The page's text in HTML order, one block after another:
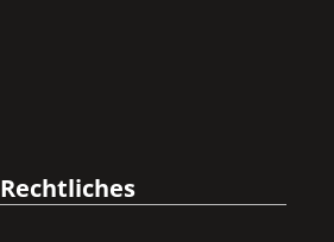
Rechtliches